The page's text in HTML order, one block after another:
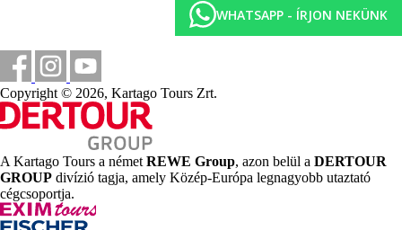
WHATSAPP - ÍRJON NEKÜNK
Copyright © 2026, Kartago Tours Zrt.
A Kartago Tours a német REWE Group, azon belül a DERTOUR
GROUP divízió tagja, amely Közép-Európa legnagyobb utaztató
cégcsoportja.